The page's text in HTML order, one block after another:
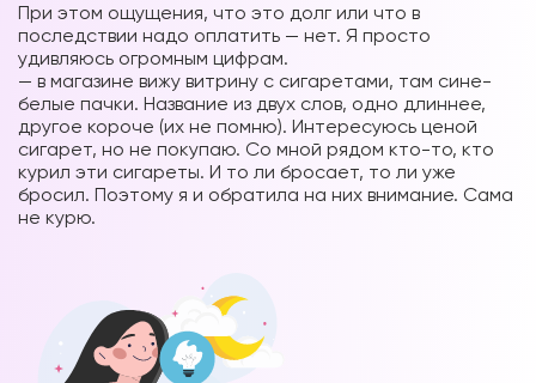
При этом ощущения, что это долг или что в
последствии надо оплатить — нет. Я просто
удивляюсь огромным цифрам.
— в магазине вижу витрину с сигаретами, там сине-
белые пачки. Название из двух слов, одно длиннее,
другое короче (их не помню). Интересуюсь ценой
сигарет, но не покупаю. Со мной рядом кто-то, кто
курил эти сигареты. И то ли бросает, то ли уже
бросил. Поэтому я и обратила на них внимание. Сама
не курю.